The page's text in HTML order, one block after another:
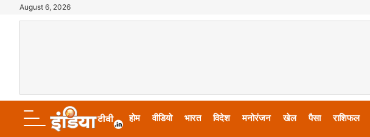
August 6, 2026
होम वीडियो भारत विदेश मनोरंजन खेल पैसा राशिफल